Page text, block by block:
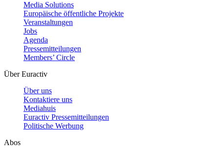
Media Solutions
Europäische öffentliche Projekte
Veranstaltungen
Jobs
Agenda
Pressemitteilungen
Members’ Circle
Über Euractiv
Über uns
Kontaktiere uns
Mediahuis
Euractiv Pressemitteilungen
Politische Werbung
Abos